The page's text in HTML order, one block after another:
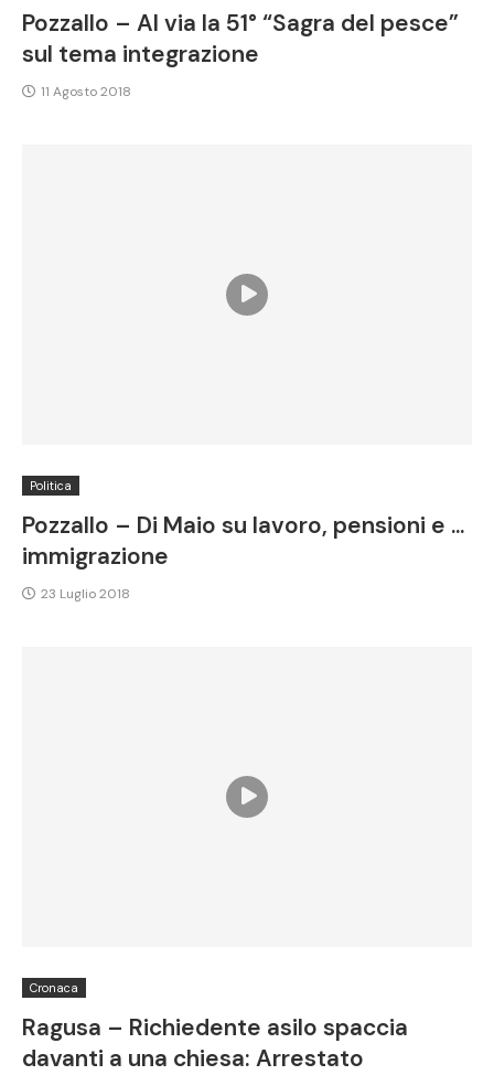
Pozzallo – Al via la 51° “Sagra del pesce”
sul tema integrazione
11 Agosto 2018
Politica
Pozzallo – Di Maio su lavoro, pensioni e …
immigrazione
23 Luglio 2018
Cronaca
Ragusa – Richiedente asilo spaccia
davanti a una chiesa: Arrestato